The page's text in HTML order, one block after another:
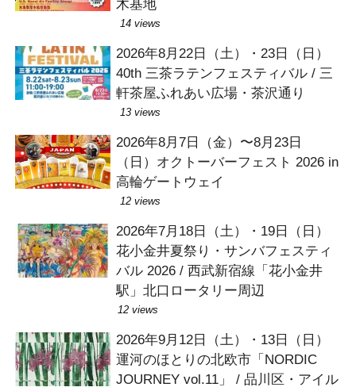
木基地
14 views
2026年8月22日（土）・23日（日）
40th 三茶ラテンフェスティバル / 三
軒茶屋ふれあい広場・茶沢通り
13 views
2026年8月7日（金）〜8月23日
（日）オクトーバーフェスト 2026 in
高輪ゲートウェイ
12 views
2026年7月18日（土）・19日（日）
花小金井夏祭り・サンバフェスティ
バル 2026 / 西武新宿線「花小金井
駅」北口ロータリー周辺
12 views
2026年9月12日（土）・13日（日）
運河のほとりの北欧市「NORDIC
JOURNEY vol.11」 / 品川区・アイル